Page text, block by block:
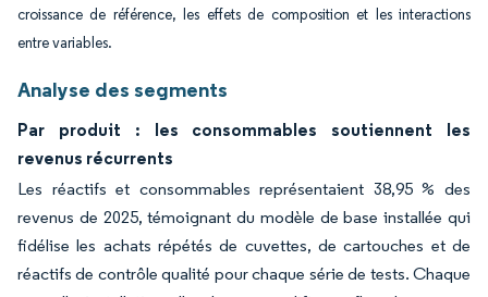
croissance de référence, les effets de composition et les interactions
entre variables.
Analyse des segments
Par produit : les consommables soutiennent les
revenus récurrents
Les réactifs et consommables représentaient 38,95 % des
revenus de 2025, témoignant du modèle de base installée qui
fidélise les achats répétés de cuvettes, de cartouches et de
réactifs de contrôle qualité pour chaque série de tests. Chaque